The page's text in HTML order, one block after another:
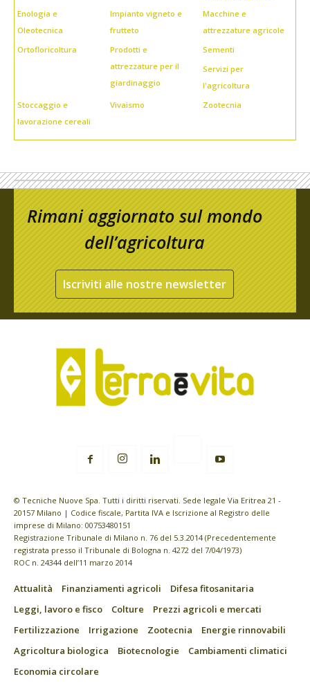
Enologia e
Oleotecnica
Impianto vigneto e
frutteto
Macchine e
attrezzature agricole
Ortofloricoltura
Prodotti e
attrezzature per il
giardinaggio
Sementi
Servizi per
l'agricoltura
Stoccaggio e
lavorazione cereali
Vivaismo Zootecnia
Rimani aggiornato sul mondo
dell’agricoltura
Iscriviti alle nostre newsletter
© Tecniche Nuove Spa. Tutti i diritti riservati. Sede legale Via Eritrea 21 -
20157 Milano | Codice fiscale, Partita IVA e Iscrizione al Registro delle
imprese di Milano: 00753480151
Registrazione Tribunale di Milano n. 76 del 5.3.2014 (Precedentemente
registrata presso il Tribunale di Bologna n. 4272 del 7/04/1973)
ROC n. 24344 dell’11 marzo 2014
Attualità Finanziamenti agricoli
Difesa fitosanitaria
Leggi, lavoro e fisco
Colture
Prezzi agricoli e mercati
Fertilizzazione
Irrigazione Zootecnia
Energie rinnovabili
Agricoltura biologica
Biotecnologie
Cambiamenti climatici
Economia circolare